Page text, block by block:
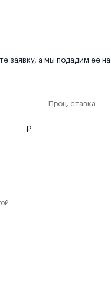
заявку, а мы подадим ее
₽
Проц. ставка